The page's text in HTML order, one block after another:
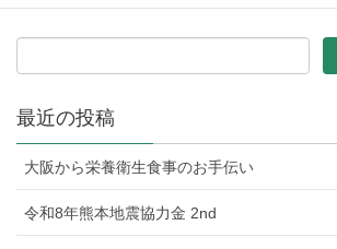
最近の投稿
大阪から栄養衛生食事のお手伝い
令和8年熊本地震協力金 2nd